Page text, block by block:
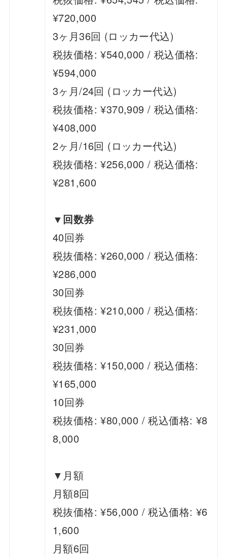
¥720,000
3ヶ月36回 (ロッカー代込)
税抜価格: ¥540,000 / 税込価格:
¥594,000
3ヶ月/24回 (ロッカー代込)
税抜価格: ¥370,909 / 税込価格:
¥408,000
2ヶ月/16回 (ロッカー代込)
税抜価格: ¥256,000 / 税込価格:
¥281,600
▼回数券
40回券
税抜価格: ¥260,000 / 税込価格:
¥286,000
30回券
税抜価格: ¥210,000 / 税込価格:
¥231,000
30回券
税抜価格: ¥150,000 / 税込価格:
¥165,000
10回券
税抜価格: ¥80,000 / 税込価格: ¥8
8,000
▼月額
月額8回
税抜価格: ¥56,000 / 税込価格: ¥6
1,600
月額6回